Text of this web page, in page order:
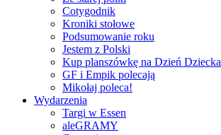
Cotygodnik
Kroniki stołowe
Podsumowanie roku
Jestem z Polski
Kup planszówkę na Dzień Dziecka
GF i Empik polecają
Mikołaj poleca!
Wydarzenia
Targi w Essen
aleGRAMY